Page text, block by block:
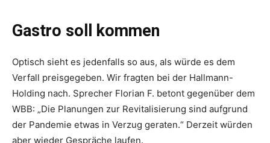
Gastro soll kommen
Optisch sieht es jedenfalls so aus, als würde es dem
Verfall preisgegeben. Wir fragten bei der Hallmann-
Holding nach. Sprecher Florian F. betont gegenüber dem
WBB: „Die Planungen zur Revitalisierung sind aufgrund
der Pandemie etwas in Verzug geraten.“ Derzeit würden
aber wieder Gespräche laufen.